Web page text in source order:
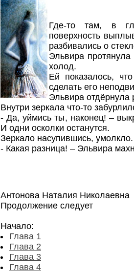
Где-то там, в
поверхность
разбивались о
Эльвира
холод.
Ей показалось,
сделать его
Эльвира отдёрнула
Внутри зеркала что-то
- Да, уймись ты, наконец! –
И одни осколки останутся.
Зеркало насупившись,
- Какая разница! – Эльвира
Антонова Наталия Николаевна
Продолжение следует
Начало:
Глава 1
Глава 2
Глава 3
Глава 4